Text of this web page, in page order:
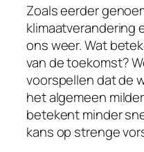
Zoals eerder
klimaatverandering
ons weer. Wat
van de toekomst?
voorspellen dat de
het algemeen
betekent minder
kans op strenge